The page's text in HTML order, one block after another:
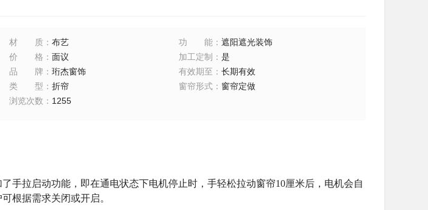
材质 ： 布艺 功能 ：遮阳遮光装饰
价格 ： 面议 加工定制 ：是
品牌 ： 珩杰窗饰 有效期至 ：长期有效
类型 ： 折帘 窗帘形式 ： 窗帘定做
浏览次数 ： 1255
手拉启动功能，即在通电状态下电机停止时，手轻松拉动窗帘10厘米后，电机会自
根据需求关闭或开启。